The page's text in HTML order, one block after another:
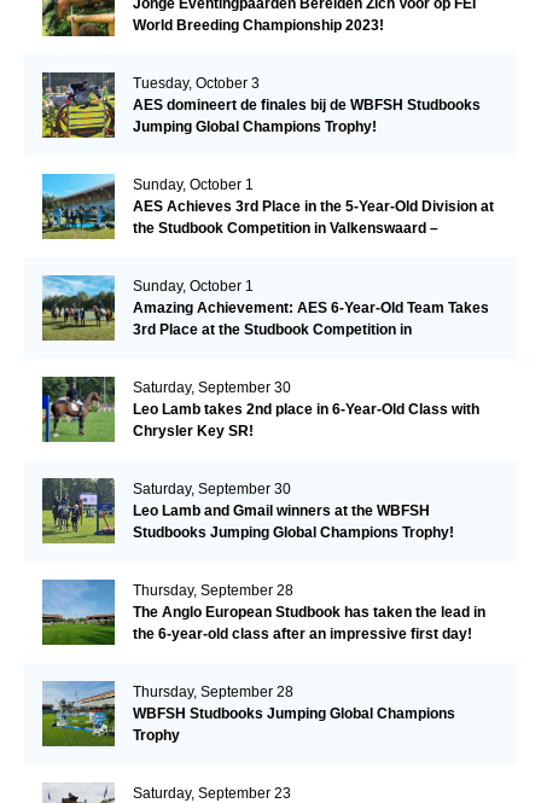
Jonge Eventingpaarden Bereiden Zich Voor op FEI
World Breeding Championship 2023!
Tuesday, October 3
AES domineert de finales bij de WBFSH Studbooks
Jumping Global Champions Trophy!
Sunday, October 1
AES Achieves 3rd Place in the 5-Year-Old Division at
the Studbook Competition in Valkenswaard –
Sunday, October 1
Amazing Achievement: AES 6-Year-Old Team Takes
3rd Place at the Studbook Competition in
Saturday, September 30
Leo Lamb takes 2nd place in 6-Year-Old Class with
Chrysler Key SR!
Saturday, September 30
Leo Lamb and Gmail winners at the WBFSH
Studbooks Jumping Global Champions Trophy!
Thursday, September 28
The Anglo European Studbook has taken the lead in
the 6-year-old class after an impressive first day!​
Thursday, September 28
WBFSH Studbooks Jumping Global Champions
Trophy
Saturday, September 23